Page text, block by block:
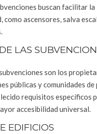
buscan facilitar
como ascensores, salva
LAS
son los
públicas y comunidades
requisitos específicos
accesibilidad universal.
EDIFICIOS